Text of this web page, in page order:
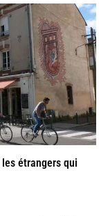
les étrangers qui